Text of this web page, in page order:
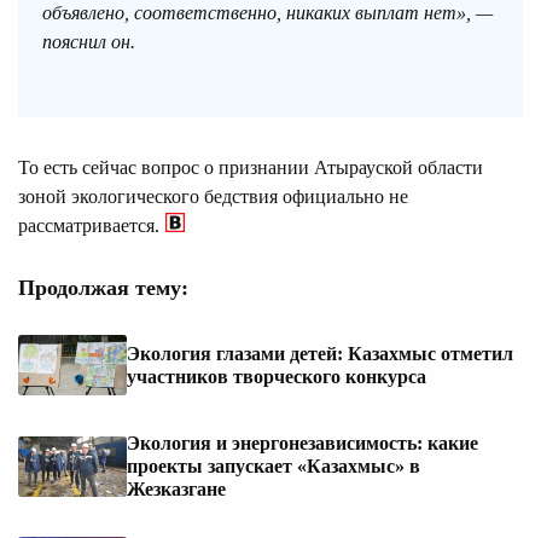
объявлено, соответственно, никаких выплат нет», —
пояснил он.
То есть сейчас вопрос о признании Атырауской области
зоной экологического бедствия официально не
рассматривается.
Продолжая тему:
Экология глазами детей: Казахмыс отметил
участников творческого конкурса
Экология и энергонезависимость: какие
проекты запускает «Казахмыс» в
Жезказгане